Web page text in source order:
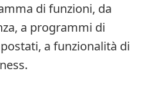
di funzioni, da
a programmi di
a funzionalità di